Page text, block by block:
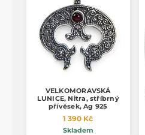
VELKOMORAVSKÁ
LUNICE, Nitra, stříbrný
přívěsek, Ag 925
1 390 Kč
Skladem